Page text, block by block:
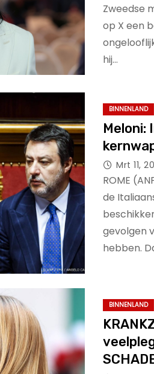
Zweedse
op X een
hij…
BINNENLAND
Meloni:
Mrt 11,
ROME
de
gevolgen
hebben.
BINNENLAND